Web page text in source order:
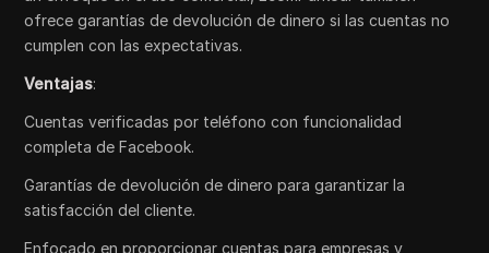
ofrece garantías de devolución de dinero si las cuentas no
cumplen con las expectativas.
Ventajas:
Cuentas verificadas por teléfono con funcionalidad
completa de Facebook.
Garantías de devolución de dinero para garantizar la
satisfacción del cliente.
Enfocado en proporcionar cuentas para empresas y